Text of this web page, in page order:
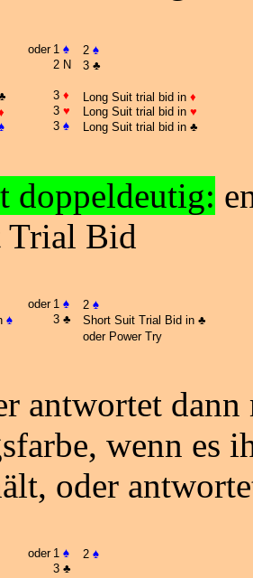
oder 1 ♠ 2 ♠
2 N 3 ♣
3 ♦ Long Suit trial bid in ♦
3 ♥ Long Suit trial bid in ♥
3 ♠ Long Suit trial bid in ♣
doppeldeutig:
Trial Bid
oder 1 ♠ 2 ♠
♠ 3 ♣ Short Suit Trial Bid in ♣
oder Power Try
antwortet
wenn es
oder
oder 1 ♠ 2 ♠
3 ♣